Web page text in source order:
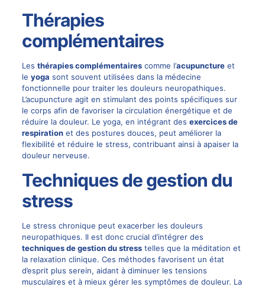
Thérapies
complémentaires
Les thérapies complémentairescomme l’acupunctureet
le yoga sont souvent utilisées dans la médecine
fonctionnelle pour traiter les douleurs neuropathiques.
L’acupuncture agit en stimulant des points spécifiques sur
le corps afin de favoriser la circulation énergétique et de
réduire la douleur. Le yoga, en intégrant des exercices de
respirationet des postures douces, peut améliorer la
flexibilité et réduire le stress, contribuant ainsi à apaiser la
douleur nerveuse.
Techniques de gestion du
stress
Le stress chronique peut exacerber les douleurs
neuropathiques. Il est donc crucial d’intégrer des
techniques de gestion du stresstelles que la méditation et
la relaxation clinique. Ces méthodes favorisent un état
d’esprit plus serein, aidant à diminuer les tensions
musculaires et à mieux gérer les symptômes de douleur. La